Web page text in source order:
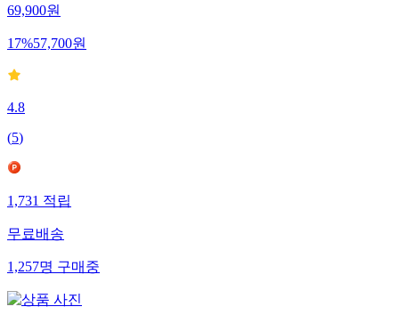
69,900원
17%57,700원
4.8
(5)
1,731 적립
무료배송
1,257명 구매중